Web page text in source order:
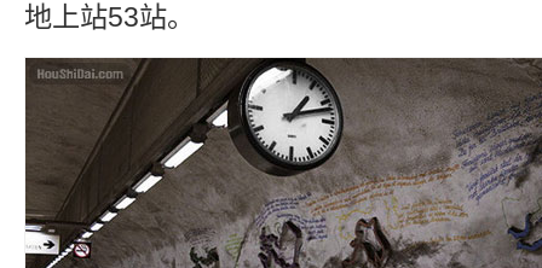
地上站53站。